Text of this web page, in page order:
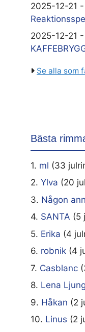
2025-12-21
2025-12-21
Se alla som
Bästa
1. ml (33
2. Ylva (20
3. Någon
4. SANTA (5
5. Erika (4
6. robnik (4
7. Casblanc
8. Lena
9. Håkan (2
10. Linus (2